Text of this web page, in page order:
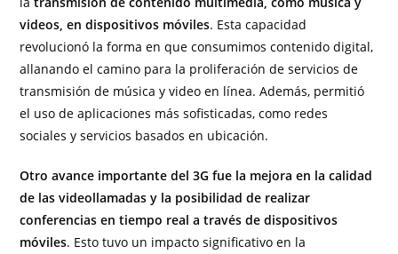
videos, en dispositivos móviles. Esta capacidad
revolucionó la forma en que consumimos contenido digital,
allanando el camino para la proliferación de servicios de
transmisión de música y video en línea. Además, permitió
el uso de aplicaciones más sofisticadas, como redes
sociales y servicios basados en ubicación.
Otro avance importante del 3G fue la mejora en la calidad
de las videollamadas y la posibilidad de realizar
conferencias en tiempo real a través de dispositivos
móviles. Esto tuvo un impacto significativo en la